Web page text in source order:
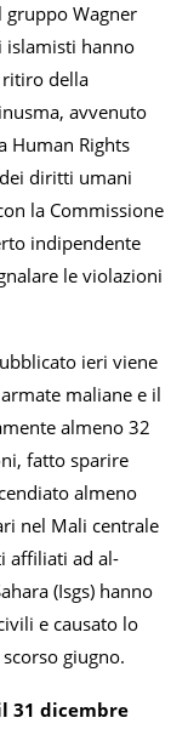
gruppo Wagner
islamisti hanno
della
avvenuto
Human Rights
diritti umani
la Commissione
indipendente
le violazioni
ieri viene
maliane e il
almeno 32
fatto sparire
almeno
nel Mali centrale
affiliati ad al-
(Isgs) hanno
e causato lo
giugno.
31 dicembre